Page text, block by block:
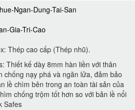
Thép cao cấp (Thép nhũ).
Thiết kế dày 8mm hàn liền với thân
chống nạy phá và ngăn lửa, đảm bảo
lề chìm bên trong an toàn tài sản của
chống trộm tốt hơn so với bản lề nổi
Safes